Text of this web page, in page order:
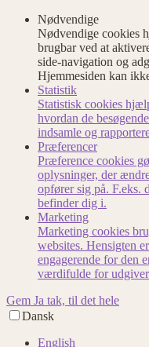
Nødvendige
Nødvendige cookies
brugbar ved at
side-navigation og
Hjemmesiden kan
Statistik
Statistisk cookies
hvordan de
indsamle og
Præferencer
Præference cookies
oplysninger, der
opfører sig på. F.eks.
befinder dig i.
Marketing
Marketing cookies
websites. Hensigten
engagerende for den
værdifulde for
Gem Ja tak, til det hele
Dansk
English